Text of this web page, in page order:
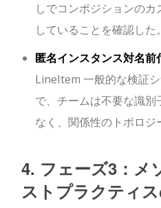
しでコンポジションの
していることを確認した。
匿名インスタンス対名
LineItem 一般的な検証
で、チームは不要な識別
なく、関係性のトポロジ
4. フェーズ3：メ
ストプラクティ